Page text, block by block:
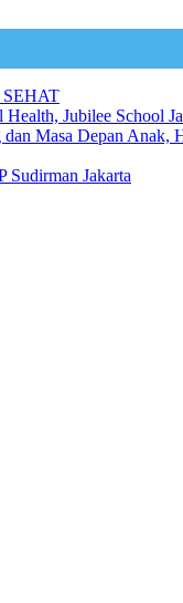
Jubilee School
Masa Depan Anak,
Jakarta